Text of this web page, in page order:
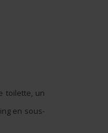
toilette, un
en sous-